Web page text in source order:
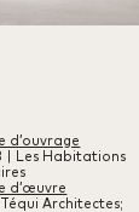
d’ouvrage
| Les Habitations
d’œuvre
Architectes;